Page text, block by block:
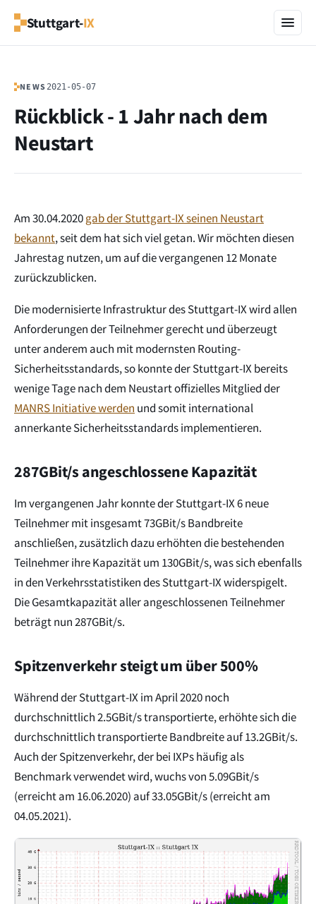
Stuttgart-IX
NEWS 2021-05-07
Rückblick - 1 Jahr nach dem
Neustart
Am 30.04.2020gab der Stuttgart-IX seinen Neustart
bekannt, seit dem hat sich viel getan. Wir möchten diesen
Jahrestag nutzen, um auf die vergangenen 12 Monate
zurückzublicken.
Die modernisierte Infrastruktur des Stuttgart-IX wird allen
Anforderungen der Teilnehmer gerecht und überzeugt
unter anderem auch mit modernsten Routing-
Sicherheitsstandards, so konnte der Stuttgart-IX bereits
wenige Tage nach dem Neustart offizielles Mitglied der
MANRS Initiative werden und somit international
annerkante Sicherheitsstandards implementieren.
287GBit/s angeschlossene Kapazität
Im vergangenen Jahr konnte der Stuttgart-IX 6 neue
Teilnehmer mit insgesamt 73GBit/s Bandbreite
anschließen, zusätzlich dazu erhöhten die bestehenden
Teilnehmer ihre Kapazität um 130GBit/s, was sich ebenfalls
in den Verkehrsstatistiken des Stuttgart-IX widerspigelt.
Die Gesamtkapazität aller angeschlossenen Teilnehmer
beträgt nun 287GBit/s.
Spitzenverkehr steigt um über 500%
Während der Stuttgart-IX im April 2020 noch
durchschnittlich 2.5GBit/s transportierte, erhöhte sich die
durchschnittlich transportierte Bandbreite auf 13.2GBit/s.
Auch der Spitzenverkehr, der bei IXPs häufig als
Benchmark verwendet wird, wuchs von 5.09GBit/s
(erreicht am 16.06.2020) auf 33.05GBit/s (erreicht am
04.05.2021).